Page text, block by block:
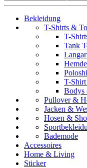
Bekleidung
T-Shirts &
T-
Tank
T-
Bodys
Pullover &
Jacken &
Hosen &
Bademode
Accessoires
Home & Living
Sticker